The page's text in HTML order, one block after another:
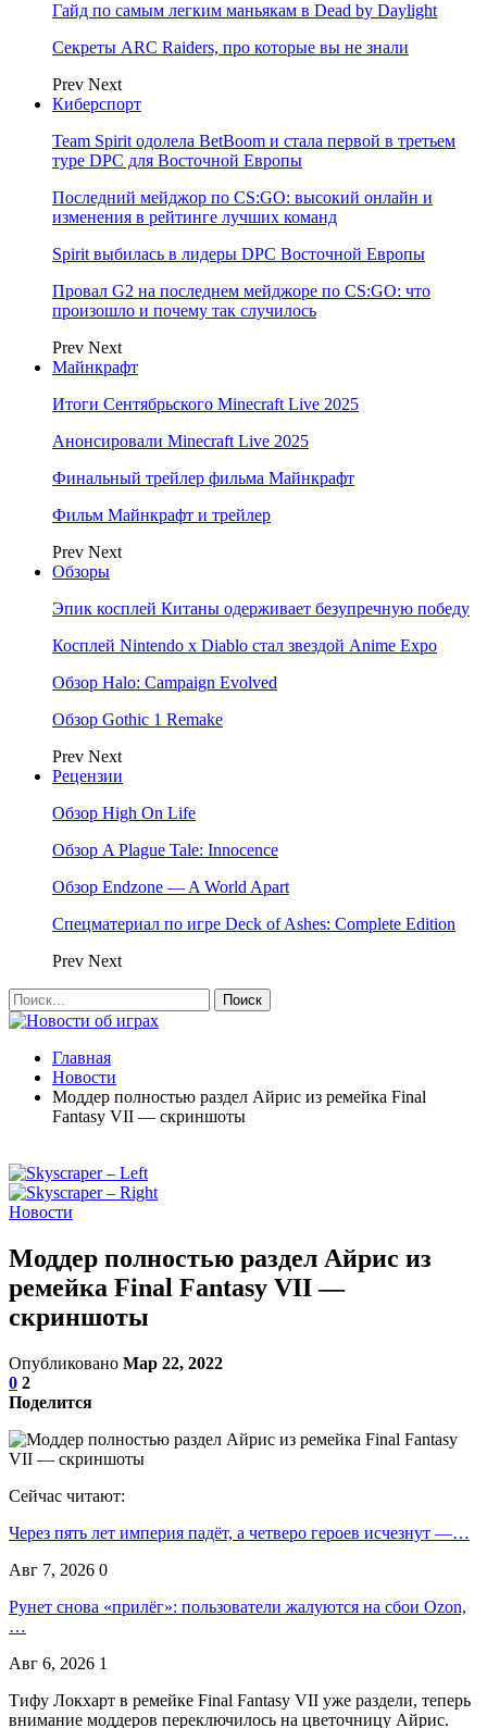
Гайд по самым легким маньякам в Dead by Daylight
Секреты ARC Raiders, про которые вы не знали
Prev Next
Киберспорт
Team Spirit одолела BetBoom и стала первой в третьем
туре DPC для Восточной Европы
Последний мейджор по CS:GO: высокий онлайн и
изменения в рейтинге лучших команд
Spirit выбилась в лидеры DPC Восточной Европы
Провал G2 на последнем мейджоре по CS:GO: что
произошло и почему так случилось
Prev Next
Майнкрафт
Итоги Сентябрьского Minecraft Live 2025
Анонсировали Minecraft Live 2025
Финальный трейлер фильма Майнкрафт
Фильм Майнкрафт и трейлер
Prev Next
Обзоры
Эпик косплей Китаны одерживает безупречную победу
Косплей Nintendo x Diablo стал звездой Anime Expo
Обзор Halo: Campaign Evolved
Обзор Gothic 1 Remake
Prev Next
Рецензии
Обзор High On Life
Обзор A Plague Tale: Innocence
Обзор Endzone — A World Apart
Спецматериал по игре Deck of Ashes: Complete Edition
Prev Next
Главная
Новости
Моддер полностью раздел Айрис из ремейка Final
Fantasy VII — скриншоты
Новости
Моддер полностью раздел Айрис из
ремейка Final Fantasy VII —
скриншоты
Опубликовано Мар 22, 2022
0 2
Поделится
Сейчас читают:
Через пять лет империя падёт, а четверо героев исчезнут —…
Авг 7, 2026 0
Рунет снова «прилёг»: пользователи жалуются на сбои Ozon,
…
Авг 6, 2026 1
Тифу Локхарт в ремейке Final Fantasy VII уже раздели, теперь
внимание моддеров переключилось на цветочницу Айрис.